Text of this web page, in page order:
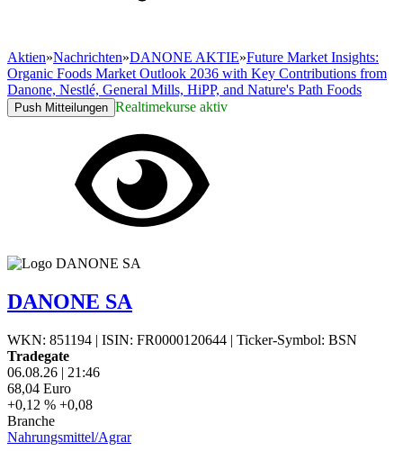
Aktien»Nachrichten»DANONE AKTIE»Future Market Insights:
Organic Foods Market Outlook 2036 with Key Contributions from
Danone, Nestlé, General Mills, HiPP, and Nature's Path Foods
Push Mitteilungen Realtimekurse aktiv
DANONE SA
WKN: 851194 | ISIN: FR0000120644 | Ticker-Symbol: BSN
Tradegate
06.08.26 | 21:46
68,04 Euro
+0,12 % +0,08
Branche
Nahrungsmittel/Agrar